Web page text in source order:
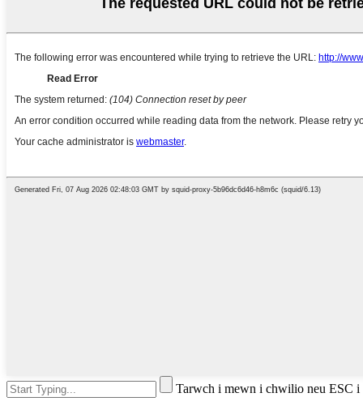
Tarwch i mewn i chwilio neu ESC i